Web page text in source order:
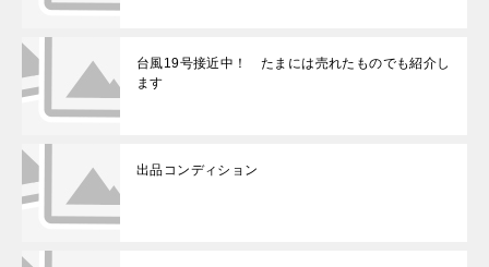
台風19号接近中！ たまには売れたものでも紹介し
ます
出品コンディション